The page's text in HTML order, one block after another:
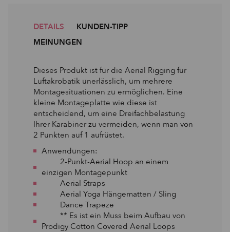
DETAILS
KUNDEN-TIPP
MEINUNGEN
Dieses Produkt ist für die Aerial Rigging für
Luftakrobatik unerlässlich, um mehrere
Montagesituationen zu ermöglichen. Eine
kleine Montageplatte wie diese ist
entscheidend, um eine Dreifachbelastung
Ihrer Karabiner zu vermeiden, wenn man von
2 Punkten auf 1 aufrüstet.
Anwendungen:
2-Punkt-Aerial Hoop an einem
einzigen Montagepunkt
Aerial Straps
Aerial Yoga Hängematten / Sling
Dance Trapeze
** Es ist ein Muss beim Aufbau von
Prodigy Cotton Covered Aerial Loops